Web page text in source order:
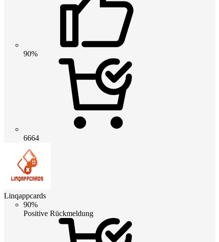
90%
6664
Linqappcards
90%
Positive Rückmeldung